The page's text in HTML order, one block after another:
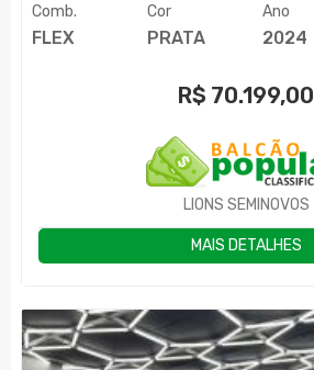
Comb.
FLEX
Cor
PRATA
Ano
2024
R$ 70.199,00
LIONS SEMINOVOS
MAIS DETALHES